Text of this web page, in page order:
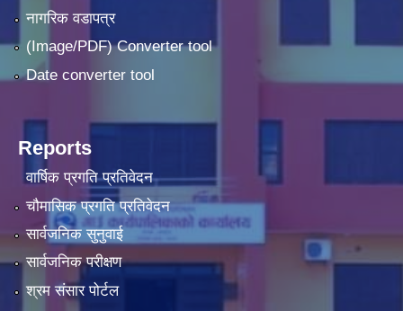
नागरिक वडापत्र
(Image/PDF) Converter tool
Date converter tool
Reports
वार्षिक प्रगति प्रतिवेदन
चौमासिक प्रगति प्रतिवेदन
सार्वजनिक सुनुवाई
सार्वजनिक परीक्षण
श्रम संसार पोर्टल